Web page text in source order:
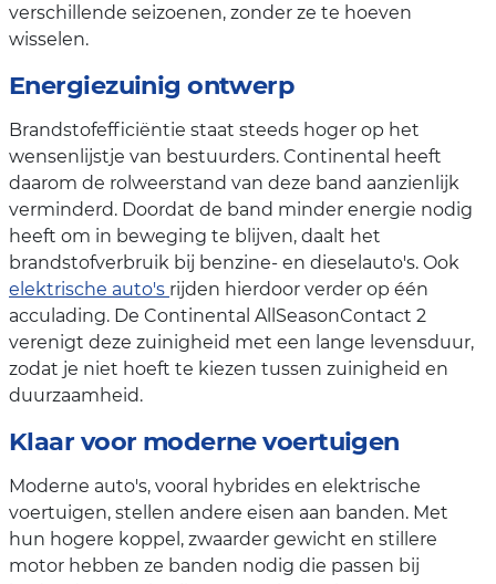
verschillende seizoenen, zonder ze te hoeven
wisselen.
Energiezuinig ontwerp
Brandstofefficiëntie staat steeds hoger op het
wensenlijstje van bestuurders. Continental heeft
daarom de rolweerstand van deze band aanzienlijk
verminderd. Doordat de band minder energie nodig
heeft om in beweging te blijven, daalt het
brandstofverbruik bij benzine- en dieselauto's. Ook
elektrische auto's rijden hierdoor verder op één
acculading. De Continental AllSeasonContact 2
verenigt deze zuinigheid met een lange levensduur,
zodat je niet hoeft te kiezen tussen zuinigheid en
duurzaamheid.
Klaar voor moderne voertuigen
Moderne auto's, vooral hybrides en elektrische
voertuigen, stellen andere eisen aan banden. Met
hun hogere koppel, zwaarder gewicht en stillere
motor hebben ze banden nodig die passen bij